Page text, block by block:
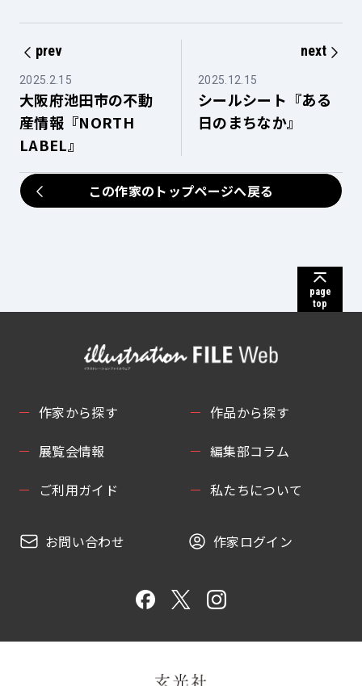
prev
2025.2.15
大阪府池田市の不動
産情報『NORTH
LABEL』
next
2025.12.15
シールシート『ある
日のまちなか』
この作家のトップページへ戻る
page
top
作家から探す
作品から探す
展覧会情報
編集部コラム
ご利用ガイド
私たちについて
お問い合わせ 作家ログイン